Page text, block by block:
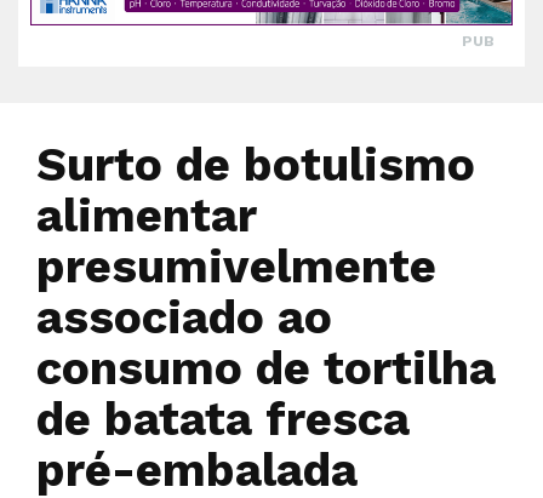
PUB
Surto de botulismo
alimentar
presumivelmente
associado ao
consumo de tortilha
de batata fresca
pré-embalada